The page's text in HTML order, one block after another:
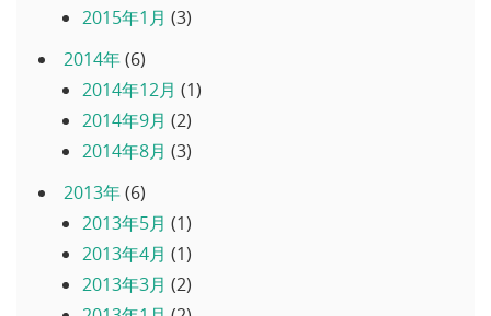
2015年1月 (3)
2014年(6)
2014年12月 (1)
2014年9月 (2)
2014年8月 (3)
2013年(6)
2013年5月 (1)
2013年4月 (1)
2013年3月 (2)